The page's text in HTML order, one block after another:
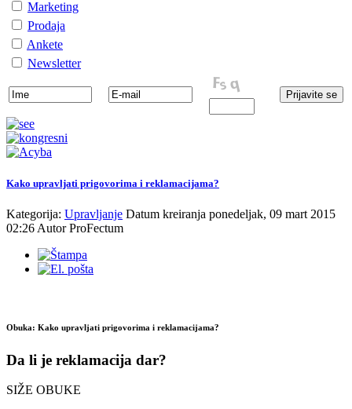
Marketing
Prodaja
Ankete
Newsletter
Kako upravljati prigovorima i reklamacijama?
Kategorija: Upravljanje Datum kreiranja ponedeljak, 09 mart 2015
02:26 AutorProFectum
Obuka: Kako upravljati prigovorima i reklamacijama?
Da li je reklamacija dar?
SIŽE OBUKE